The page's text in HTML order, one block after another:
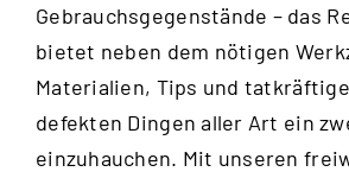
Gebrauchsgegenstände – das
bietet neben dem nötigen
Materialien, Tips und
defekten Dingen aller Art ein
einzuhauchen. Mit unseren